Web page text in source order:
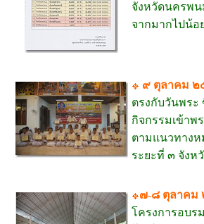
จังหวัดนครพน
จากมากไปน้อ
๙ ตุลาคม
ตรงกับวันพระ
กิจกรรมเข้าพ
ตามแนวทาง
ระยะที่ ๓ จังห
๗-๘ ตุลาคม
โครงการอบร